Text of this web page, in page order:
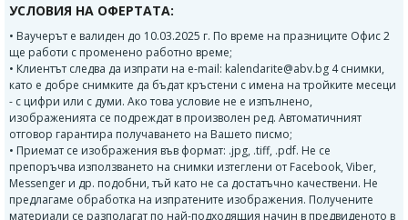
УСЛОВИЯ НА ОФЕРТАТА:
• Ваучерът е валиден до 10.03.2025 г. По време на празниците Офис 2
ще работи с променено работно време;
• Клиентът следва да изпрати на e-mail: kalendarite@abv.bg 4 снимки,
като е добре снимките да бъдат кръстени с имена на тройките месеци
- с цифри или с думи. Ако това условие не е изпълнено,
изображенията се подреждат в произволен ред. Автоматичният
отговор гарантира получаването на Вашето писмо;
• Приемат се изображения във формат: .jpg, .tiff, .pdf. Не се
препоръчва използването на снимки изтеглени от Facebook, Viber,
Messenger и др. подобни, тъй като не са достатъчно качествени. Не
предлагаме обработка на изпратените изображения. Получените
материали се разполагат по най-подходящия начин в предвиденото в